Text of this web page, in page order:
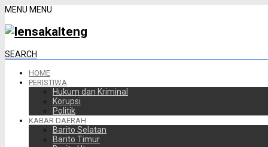
MENU MENU
SEARCH
HOME
PERISTIWA
Hukum dan Kriminal
Korupsi
Politik
KABAR DAERAH
Barito Selatan
Barito Timur